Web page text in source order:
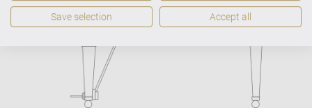
Save selection Accept all